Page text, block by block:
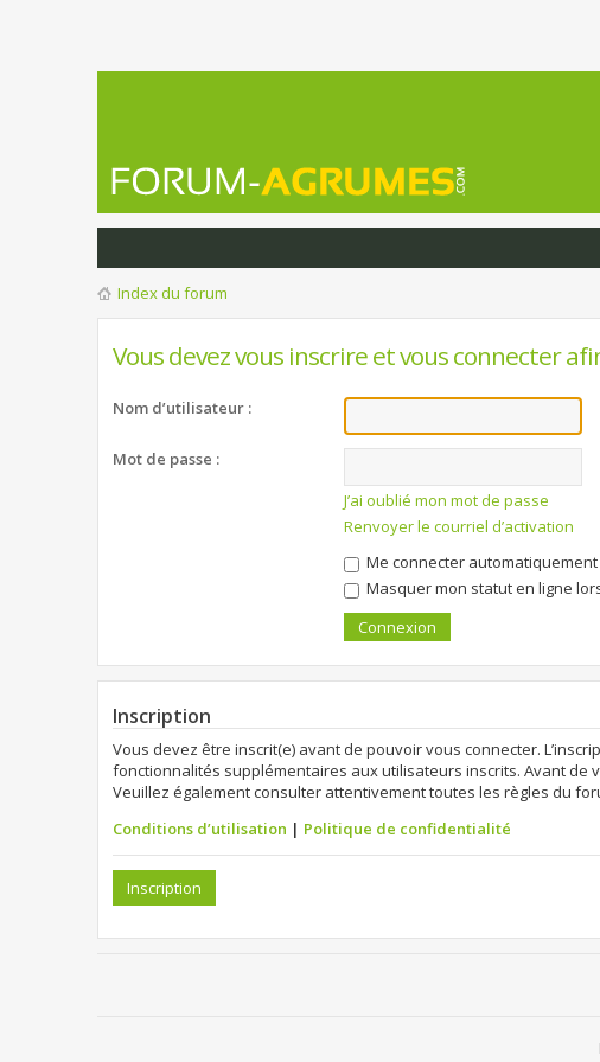
Index du forum
Vous devez vous inscrire et vous connecter
Nom d’utilisateur :
Mot de passe :
J’ai oublié mon mot de passe
Renvoyer le courriel d’activation
Me connecter
Masquer mon statut en ligne
Inscription
Vous devez être inscrit(e) avant de pouvoir vous connecter.
fonctionnalités supplémentaires aux utilisateurs inscrits. Avant de
Veuillez également consulter attentivement toutes les règles du
Conditions d’utilisation | Politique de confidentialité
Inscription